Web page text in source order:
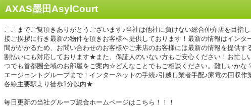
AXAS墨田AsylCourt
ここまでご覧頂きありがとうございます♪当社は他社に負けない総合仲介店を目指
接ご挨拶に行き最新の物件を頂きお客様へ提供しております！最新の情報はインタ
間がかかるため、お問い合わせのお客様やご来店のお客様には最新の情報を提供
割払いにも対応しております★また、保証人のいない方もご安心ください！お忙し
つでも首都圏全域のお部屋をご案内☆どんなことでもご相談ください。難しいかな
エージェントグループまで！インターネットの手続♪引越し業者手配♪家電の回収
各線主要駅より徒歩1分以内★
毎日更新の当社グループ総合ホームページはこちら！！！